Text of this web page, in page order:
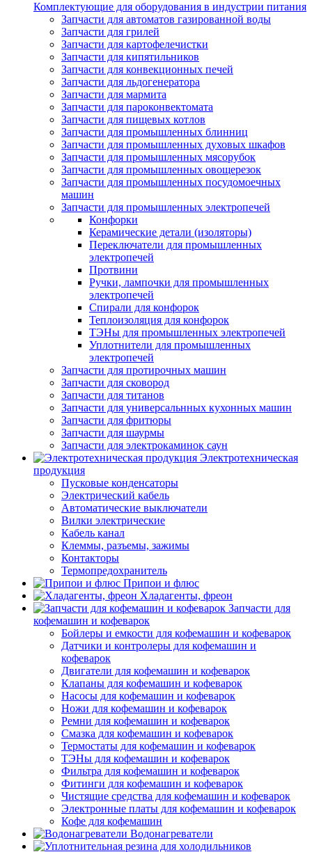
Комплектующие для оборудования в индустрии питания
Запчасти для автоматов газированной воды
Запчасти для грилей
Запчасти для картофелечистки
Запчасти для кипятильников
Запчасти для конвекционных печей
Запчасти для льдогенератора
Запчасти для мармита
Запчасти для пароконвектомата
Запчасти для пищевых котлов
Запчасти для промышленных блинниц
Запчасти для промышленных духовых шкафов
Запчасти для промышленных мясорубок
Запчасти для промышленных овощерезок
Запчасти для промышленных посудомоечных
машин
Запчасти для промышленных электропечей
Конфорки
Керамические детали (изоляторы)
Переключатели для промышленных
электропечей
Протвини
Ручки, лампочки для промышленных
электропечей
Спирали для конфорок
Теплоизоляция для конфорок
ТЭНы для промышленных электропечей
Уплотнители для промышленных
электропечей
Запчасти для протирочных машин
Запчасти для сковород
Запчасти для титанов
Запчасти для универсальнных кухонных машин
Запчасти для фритюры
Запчасти для шаурмы
Запчасти для электрокаминок саун
Электротехническая
продукция
Пусковые конденсаторы
Электрический кабель
Автоматические выключатели
Вилки электрические
Кабель канал
Клеммы, разъемы, зажимы
Контакторы
Термопредохранитель
Припои и флюс
Хладагенты, фреон
Запчасти для
кофемашин и кофеварок
Бойлеры и емкости для кофемашин и кофеварок
Датчики и контролеры для кофемашин и
кофеварок
Двигатели для кофемашин и кофеварок
Клапаны для кофемашин и кофеварок
Насосы для кофемашин и кофеварок
Ножи для кофемашин и кофеварок
Ремни для кофемашин и кофеварок
Смазка для кофемашин и кофеварок
Термостаты для кофемашин и кофеварок
ТЭНы для кофемашин и кофеварок
Фильтра для кофемашин и кофеварок
Фитинги для кофемашин и кофеварок
Чистящие средства для кофемашин и кофеварок
Электронные платы для кофемашин и кофеварок
Кофе для кофемашин
Водонагреватели